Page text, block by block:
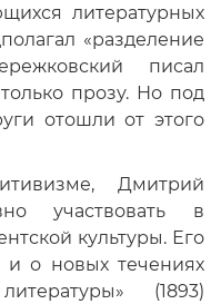
литературных
«разделение
писал
прозу. Но под
отошли от этого
Дмитрий
участвовать в
культуры. Его
и о новых течениях
(1893)